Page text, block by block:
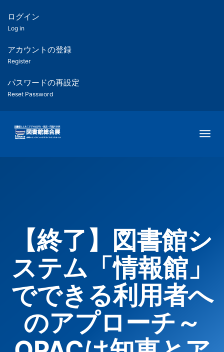
ツ
匿
名
ユ
ー
ー
用
メ
ログイン
Log in
アカウントの登録
Register
パスワードの再設定
Reset Password
【終了】図書館シ
ステム「情報館」
でできる利用者へ
のアプローチ～